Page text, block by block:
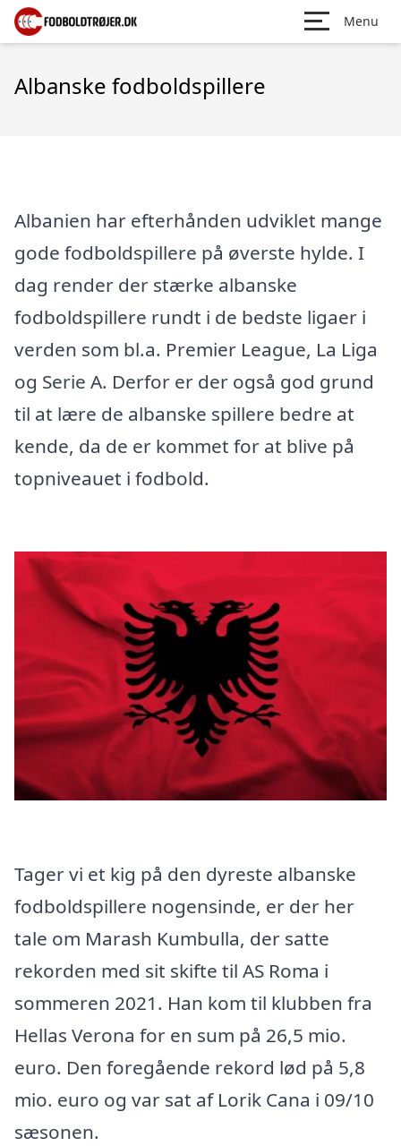
Menu
Albanske fodboldspillere
Albanien har efterhånden udviklet mange
gode fodboldspillere på øverste hylde. I
dag render der stærke albanske
fodboldspillere rundt i de bedste ligaer i
verden som bl.a. Premier League, La Liga
og Serie A. Derfor er der også god grund
til at lære de albanske spillere bedre at
kende, da de er kommet for at blive på
topniveauet i fodbold.
Tager vi et kig på den dyreste albanske
fodboldspillere nogensinde, er der her
tale om Marash Kumbulla, der satte
rekorden med sit skifte til AS Roma i
sommeren 2021. Han kom til klubben fra
Hellas Verona for en sum på 26,5 mio.
euro. Den foregående rekord lød på 5,8
mio. euro og var sat af Lorik Cana i 09/10
sæsonen.